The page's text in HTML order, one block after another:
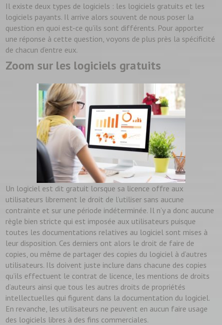
Il existe deux types de logiciels : les logiciels gratuits et les
logiciels payants. Il arrive alors souvent de nous poser la
question en quoi est-ce qu’ils sont différents. Pour apporter
une réponse à cette question, voyons de plus près la spécificité
de chacun d’entre eux.
Zoom sur les logiciels gratuits
Un logiciel est dit gratuit lorsque sa licence offre aux
utilisateurs librement le droit de l’utiliser sans aucune
contrainte et sur une période indéterminée. Il n’y a donc aucune
règle bien stricte qui est imposée aux utilisateurs puisque
toutes les documentations relatives au logiciel sont mises à
leur disposition. Ces derniers ont alors le droit de faire de
copies, ou même de partager des copies du logiciel à d’autres
utilisateurs. Ils doivent juste inclure dans chacune des copies
qu’ils effectuent le contrat de licence, les mentions de droits
d’auteurs ainsi que tous les autres droits de propriétés
intellectuelles qui figurent dans la documentation du logiciel.
En revanche, les utilisateurs ne peuvent en aucun faire usage
des logiciels libres à des fins commerciales.